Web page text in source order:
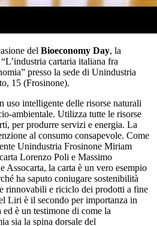
del Bioeconomy Day, la
cartaria italiana fra
presso la sede di Unindustria
15 (Frosinone).
uso intelligente delle risorse naturali
ambientale. Utilizza tutte le risorse
per produrre servizi e energia. La
al consumo consapevole. Come
Unindustria Frosinone Miriam
Lorenzo Poli e Massimo
Assocarta, la carta è un vero esempio
ha saputo coniugare sostenibilità
rinnovabili e riciclo dei prodotti a fine
Liri è il secondo per importanza in
è un testimone di come la
sia la spina dorsale del